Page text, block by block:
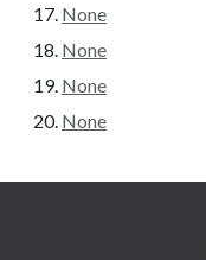
None
None
None
None